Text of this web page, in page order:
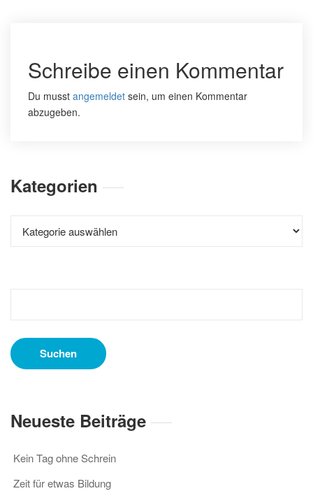
Schreibe einen Kommentar
Du musst angemeldet sein, um einen Kommentar
abzugeben.
Kategorien
Neueste Beiträge
Kein Tag ohne Schrein
Zeit für etwas Bildung